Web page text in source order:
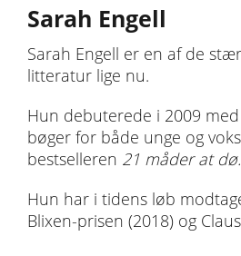
Sarah Engell
Sarah Engell er en af de
litteratur lige nu.
Hun debuterede i 2009
bøger for både unge og
bestselleren 21 måder at dø.
Hun har i tidens løb
Blixen-prisen (2018) og